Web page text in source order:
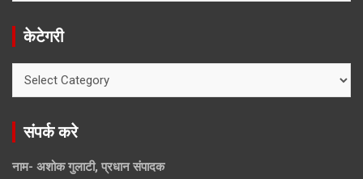
केटेगरी
संपर्क करे
नाम- अशोक गुलाटी, प्रधान संपादक